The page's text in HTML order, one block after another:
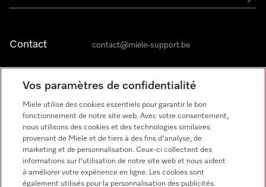
Contact contact@miele-support.be
Langue
Vos paramètres de confidentialité
Miele utilise des cookies essentiels pour garantir le bon
fonctionnement de notre site web. Avec votre consentement,
nous utilisons des cookies et des technologies similaires
provenant de Miele et de tiers à des fins d'analyse, de
marketing et de personnalisation. Ceux-ci collectent des
informations sur l'utilisation de notre site web et nous aident
à améliorer votre expérience en ligne. Les cookies sont
également utilisés pour la personnalisation des publicités.